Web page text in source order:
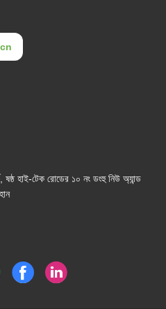
ষষ্ঠ হাই-টেক রোডের ১০ নং ডংহু নিউ অ্যান্ড